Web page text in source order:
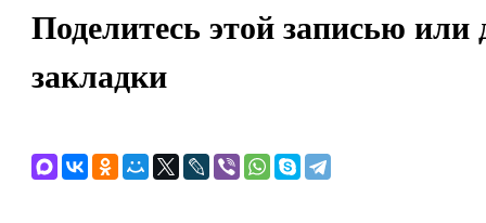
Поделитесь этой записью или
закладки